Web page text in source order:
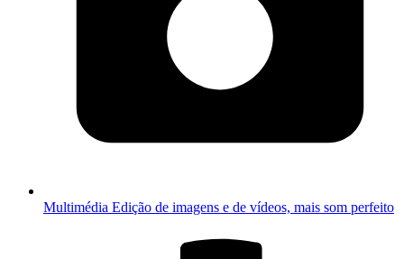
Multimédia Edição de imagens e de vídeos, mais som perfeito